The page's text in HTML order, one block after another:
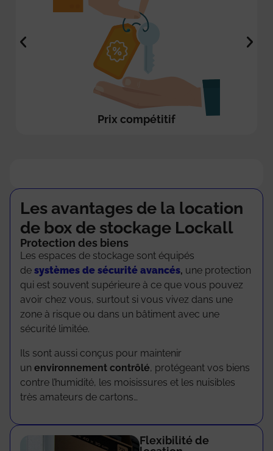
Prix compétitif
Chez Lockall, nous proposons des solutions de
stockage abordables et de qualité avec des
tarifs compétitifs et transparents.
Saber más
Les avantages de la location
de box de stockage Lockall
Protection des biens
Les espaces de stockage sont équipés
de systèmes de sécurité avancés, une protection
qui est souvent supérieure à ce que vous pouvez
avoir chez vous, surtout si vous vivez dans une
zone à risque ou dans un bâtiment avec une
sécurité limitée.
Ils sont aussi conçus pour maintenir
un environnement contrôlé, protégeant vos biens
contre l’humidité, les moisissures et les nuisibles
très amateurs de cartons…
Flexibilité de